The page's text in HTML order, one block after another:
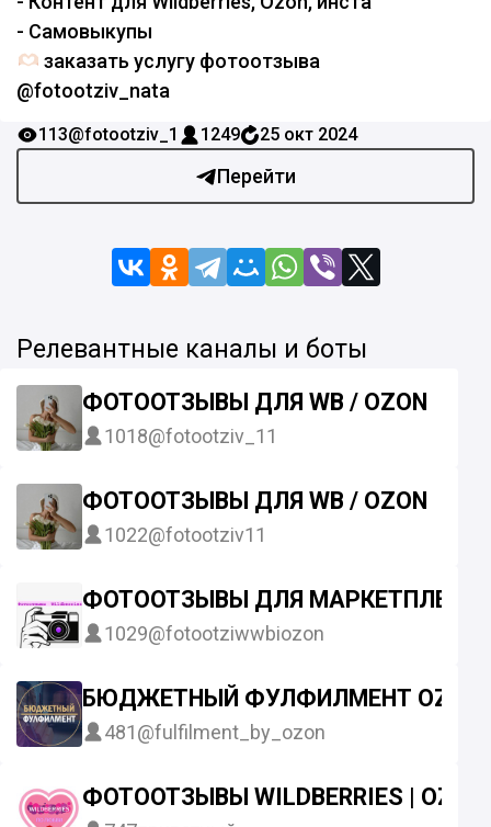
- Самовыкупы
заказать услугу фотоотзыва
@fotootziv_nata
Перейти
113@fotootziv_1 1249 25 окт 2024
Релевантные каналы и боты
ФОТООТЗЫВЫ ДЛЯ WB / OZON
1018@fotootziv_11
ФОТООТЗЫВЫ ДЛЯ WB / OZON
1022@fotootziv11
ФОТООТЗЫВЫ ДЛЯ
1029@fotootziwwbiozon
БЮДЖЕТНЫЙ ФУЛФИЛМЕНТ OZON /
481@fulfilment_by_ozon
ФОТООТЗЫВЫ WILDBERRIES | OZON